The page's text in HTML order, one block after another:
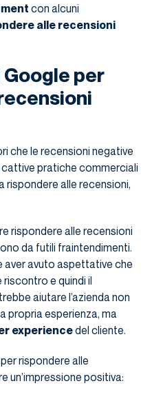
con alcuni
alle recensioni
per
che le recensioni negative
pratiche commerciali
rispondere alle recensioni,
rispondere alle recensioni
da futili fraintendimenti.
aver avuto aspettative che
e quindi il
aiutare l’azienda non
propria esperienza, ma
experiencedel cliente.
rispondere alle
un’impressione positiva: